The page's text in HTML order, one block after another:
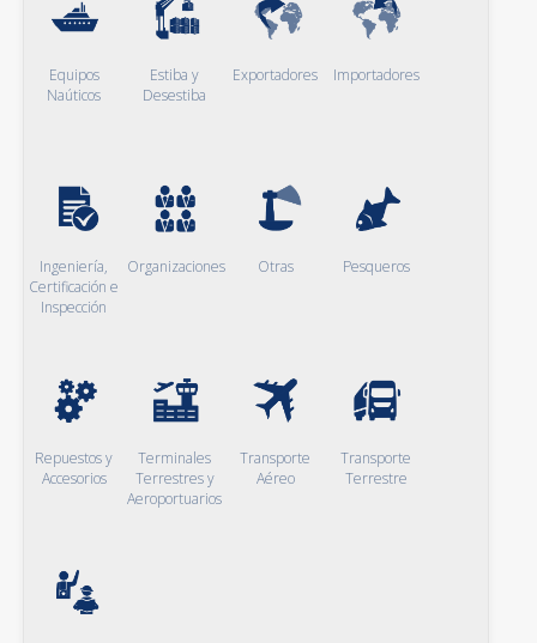
Equipos
Naúticos
Estiba y
Desestiba
Exportadores Importadores
Ingeniería,
Certificación e
Inspección
Organizaciones Otras Pesqueros
Repuestos y
Accesorios
Terminales
Terrestres y
Aeroportuarios
Transporte
Aéreo
Transporte
Terrestre